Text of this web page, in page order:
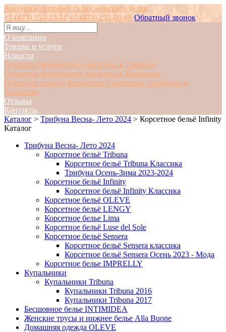
Аннушка, оптовый склад женского белья
+7 (473) 253-33-31 +7 (473) 255-80-68 Обратный звонок
О компании
Товары и услуги
Новости
Открытие фирменного магазина в Тамбове
Открытие фирменного магазина в Воронеже
Открытие нового фирменного магазина «Трибуна» в
Воронеже
Отзывы
Контакты
Каталог > Трибуна Весна- Лето 2024 > Корсетное бельё Infinity
Каталог
Трибуна Весна- Лето 2024
Корсетное бельё Tribuna
Корсетное бельё Tribuna Классика
Трибуна Осень-Зима 2023-2024
Корсетное бельё Infinity
Корсетное бельё Infinity Классика
Корсетное бельё OLEVE
Корсетное бельё LENGY
Корсетное белье Lima
Корсетное бельё Luse del Sole
Корсетное бельё Sensera
Корсетное бельё Sensera классика
Корсетное бельё Sensera Осень 2023 - Мода
Корсетное белье IMPRELLY
Купальники
Купальники Tribuna
Купальники Tribuna 2016
Купальники Tribuna 2017
Бесшовное белье INTIMIDEA
Женские трусы и нижнее белье Alla Buone
Домашняя одежда OLEVE